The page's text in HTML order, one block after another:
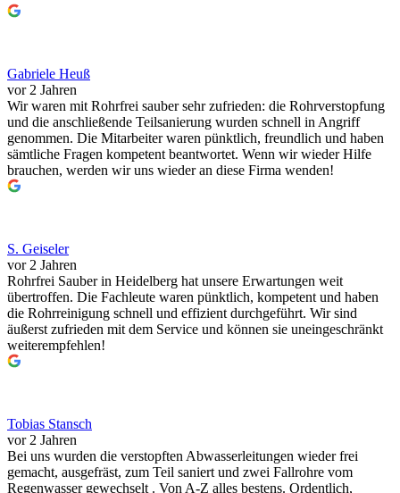
Gabriele Heuß
vor 2 Jahren
Wir waren mit Rohrfrei sauber sehr zufrieden: die Rohrverstopfung
und die anschließende Teilsanierung wurden schnell in Angriff
genommen. Die Mitarbeiter waren pünktlich, freundlich und haben
sämtliche Fragen kompetent beantwortet. Wenn wir wieder Hilfe
brauchen, werden wir uns wieder an diese Firma wenden!
S. Geiseler
vor 2 Jahren
Rohrfrei Sauber in Heidelberg hat unsere Erwartungen weit
übertroffen. Die Fachleute waren pünktlich, kompetent und haben
die Rohrreinigung schnell und effizient durchgeführt. Wir sind
äußerst zufrieden mit dem Service und können sie uneingeschränkt
weiterempfehlen!
Tobias Stansch
vor 2 Jahren
Bei uns wurden die verstopften Abwasserleitungen wieder frei
gemacht, ausgefräst, zum Teil saniert und zwei Fallrohre vom
Regenwasser gewechselt . Von A-Z alles bestens. Ordentlich,